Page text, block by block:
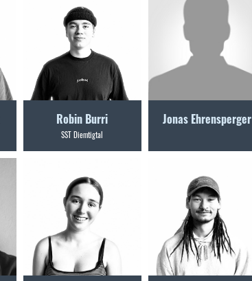
Robin Burri
SST Diemtigtal
Jonas Ehrensperger